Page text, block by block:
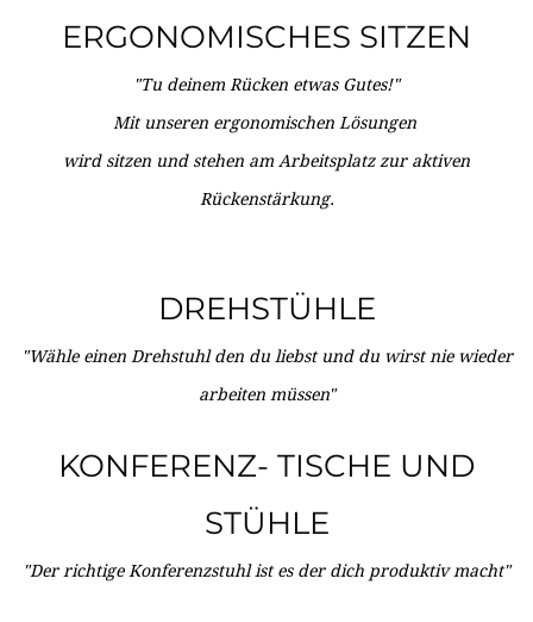
ERGONOMISCHES SITZEN
"Tu deinem Rücken etwas Gutes!"
Mit unseren ergonomischen Lösungen
wird sitzen und stehen am Arbeitsplatz zur aktiven
Rückenstärkung.
DREHSTÜHLE
"Wähle einen Drehstuhl den du liebst und du wirst nie wieder
arbeiten müssen"
KONFERENZ- TISCHE UND
STÜHLE
"Der richtige Konferenzstuhl ist es der dich produktiv macht"